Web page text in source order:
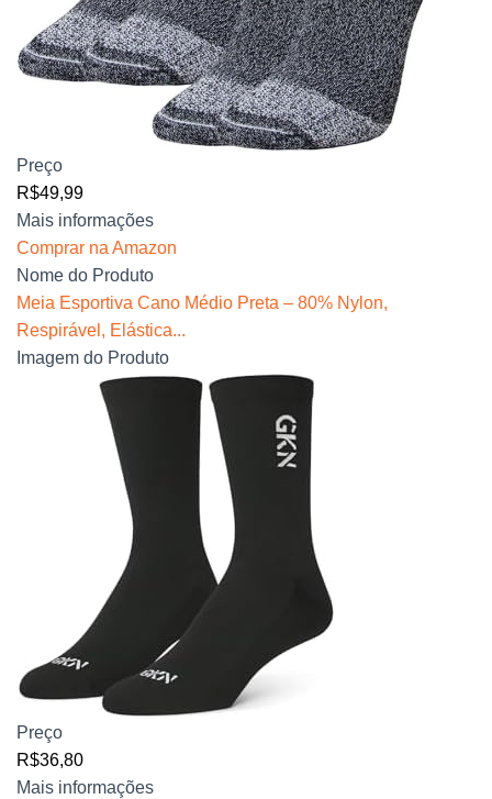
Preço
R$49,99
Mais informações
Comprar na Amazon
Nome do Produto
Meia Esportiva Cano Médio Preta – 80% Nylon,
Respirável, Elástica...
Imagem do Produto
Preço
R$36,80
Mais informações